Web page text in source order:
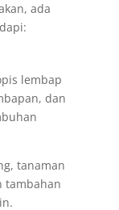
ada
lembap
dan
tanaman
tambahan